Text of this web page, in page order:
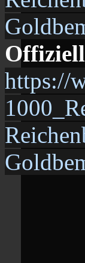
https://